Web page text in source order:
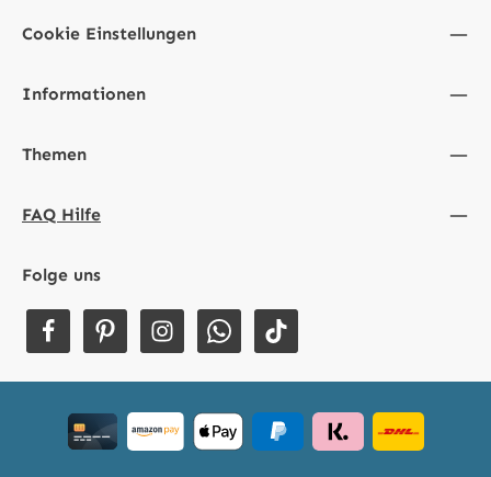
Cookie Einstellungen
Informationen
Themen
FAQ Hilfe
Folge uns